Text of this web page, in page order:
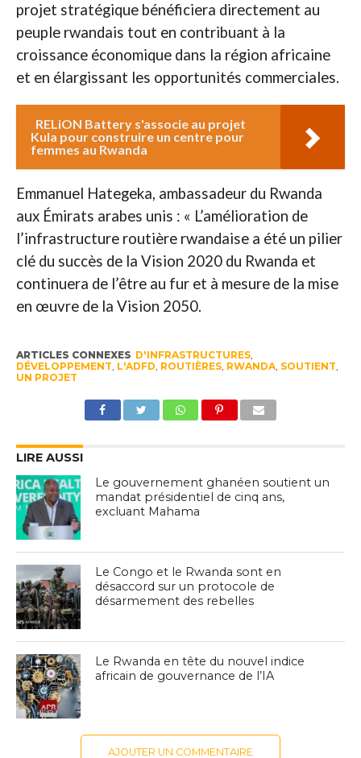
projet stratégique bénéficiera directement au
peuple rwandais tout en contribuant à la
croissance économique dans la région africaine
et en élargissant les opportunités commerciales.
RELiON Battery s'associe au projet
Kula pour construire un centre pour
femmes au Rwanda
Emmanuel Hategeka, ambassadeur du Rwanda
aux Émirats arabes unis : « L’amélioration de
l’infrastructure routière rwandaise a été un pilier
clé du succès de la Vision 2020 du Rwanda et
continuera de l’être au fur et à mesure de la mise
en œuvre de la Vision 2050.
ARTICLES CONNEXES D'INFRASTRUCTURES,
DÉVELOPPEMENT, L'ADFD, ROUTIÈRES, RWANDA, SOUTIENT,
UN PROJET
LIRE AUSSI
Le gouvernement ghanéen soutient un
mandat présidentiel de cinq ans,
excluant Mahama
Le Congo et le Rwanda sont en
désaccord sur un protocole de
désarmement des rebelles
Le Rwanda en tête du nouvel indice
africain de gouvernance de l’IA
AJOUTER UN COMMENTAIRE